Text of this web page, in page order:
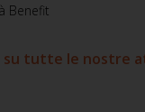
Benefit
su tutte le nostre